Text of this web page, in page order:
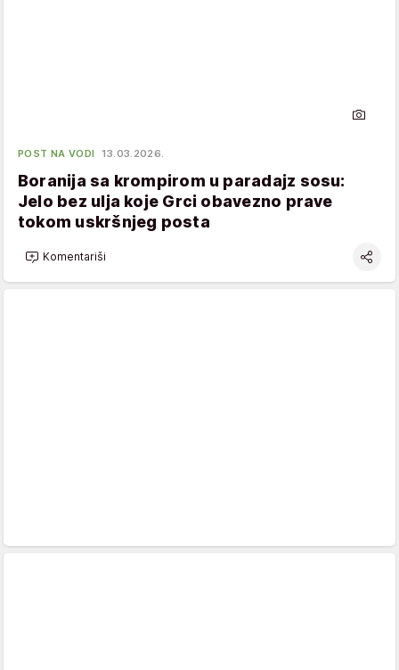
POST NA VODI 13.03.2026.
Boranija sa krompirom u paradajz sosu:
Jelo bez ulja koje Grci obavezno prave
tokom uskršnjeg posta
Komentariši